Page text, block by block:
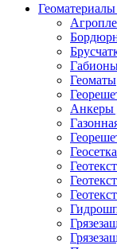
Геоматы
Анкеры
Геосетка